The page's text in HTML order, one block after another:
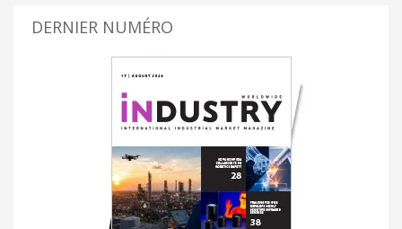
DERNIER NUMÉRO